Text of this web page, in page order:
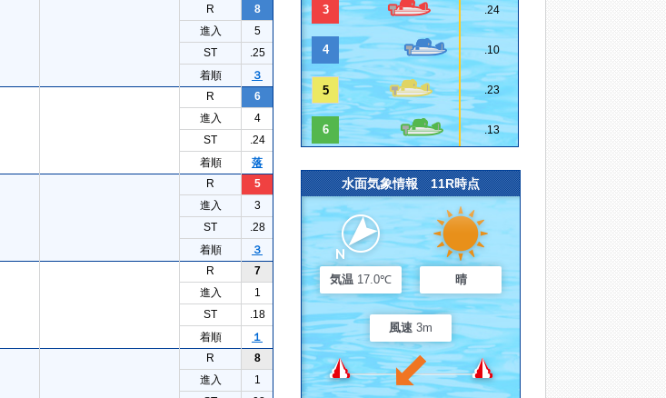
R
8
進入
5
ST
.25
着順
３
R
6
進入
4
ST
.24
着順
落
R
5
進入
3
ST
.28
着順
３
R
7
進入
1
ST
.18
着順
１
R
8
進入
1
3 .24
4 .10
5 .23
6 .13
水面気象情報 11R時点
気温 17.0℃ 晴
風速 3m